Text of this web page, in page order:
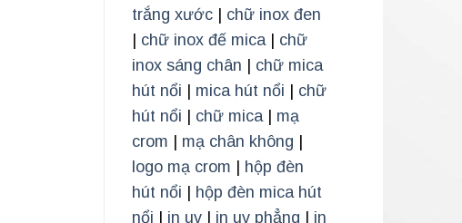
trắng xước| chữ inox đen
chữ inox đế mica| chữ
inox sáng chân
chữ mica
hút nổi
mica hút nổi
chữ
hút nổi
chữ mica| mạ
crom
mạ chân không
logo mạ crom
hộp đèn
hút nổi
hộp đèn mica hút
nổi
in uv| in uv phẳng in